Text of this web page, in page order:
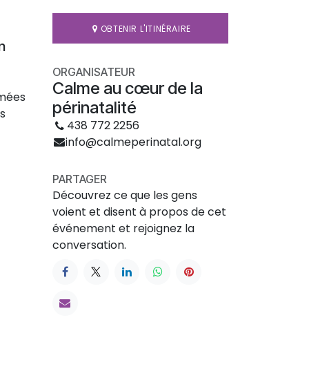
OBTENIR L'ITINÉRAIRE
ORGANISATEUR
Calme au cœur de la
périnatalité
438 772 2256
info@calmeperinatal.org
PARTAGER
Découvrez ce que les gens
voient et disent à propos de cet
événement et rejoignez la
conversation.